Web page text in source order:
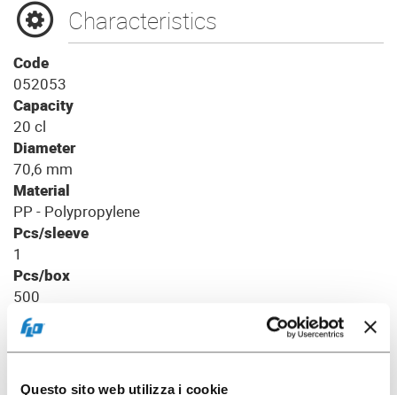
Questo sito web utilizza i cookie
Characteristics
Code
052053
Capacity
20 cl
Diameter
70,6 mm
Material
PP - Polypropylene
Pcs/sleeve
1
Pcs/box
500
Download picture